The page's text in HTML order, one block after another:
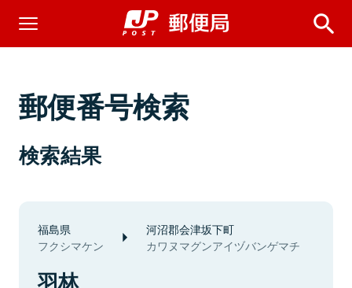
郵便番号検索
検索結果
福島県
フクシマケン
河沼郡会津坂下町
カワヌマグンアイヅバンゲマチ
羽林